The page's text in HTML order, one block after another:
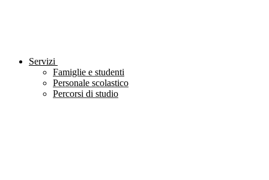
Servizi
Famiglie e studenti
Personale scolastico
Percorsi di studio